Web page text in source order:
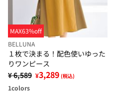
MAX63%off
BELLUNA
１枚で決まる！配色使いゆった
りワンピース
¥ 6,589 ¥3,289 (税込)
1colors